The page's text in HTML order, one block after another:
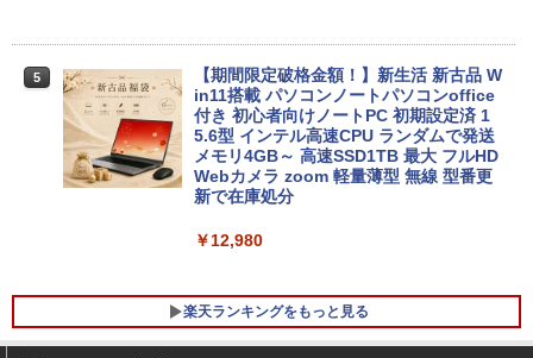
5
【期間限定破格金額！】新生活 新古品 W
in11搭載 パソコンノートパソコンoffice
付き 初心者向けノートPC 初期設定済 1
5.6型 インテル高速CPU ランダムで発送
メモリ4GB～ 高速SSD1TB 最大 フルHD
Webカメラ zoom 軽量薄型 無線 型番更
新で在庫処分
￥12,980
楽天ランキングをもっと見る